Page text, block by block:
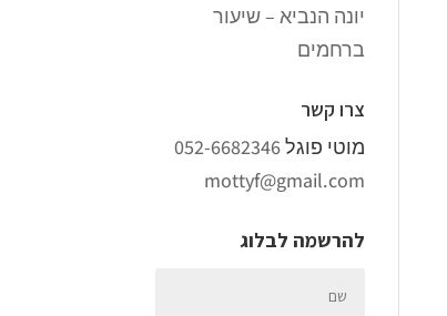
יונה הנביא – שיעור
ברחמים
צרו קשר
מוטי פוגל052-6682346
mottyf@gmail.com
להרשמה לבלוג